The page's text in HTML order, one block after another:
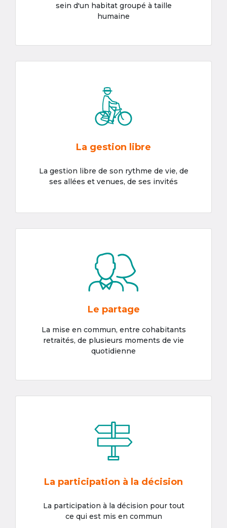
sein d'un habitat groupé à taille
humaine
La gestion libre
La gestion libre de son rythme de vie, de
ses allées et venues, de ses invités
Le partage
La mise en commun, entre cohabitants
retraités, de plusieurs moments de vie
quotidienne
La participation à la décision
La participation à la décision pour tout
ce qui est mis en commun